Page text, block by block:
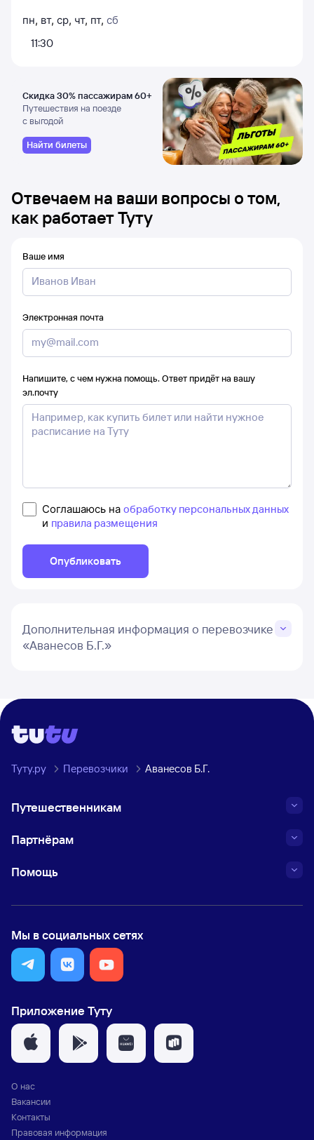
пн, вт, ср, чт, пт, сб
11:30
Скидка 30% пассажирам 60+
Путешествия на поезде
с выгодой
Найти билеты
Отвечаем на ваши вопросы о том,
как работает Туту
Ваше имя
Электронная почта
Напишите, с чем нужна помощь. Ответ придёт на вашу
эл.почту
Соглашаюсь на обработку персональных данных
и правила размещения
Опубликовать
Дополнительная информация о перевозчике
«Аванесов Б.Г.»
Туту.ру Перевозчики Аванесов Б.Г.
Путешественникам
Партнёрам
Помощь
Мы в социальных сетях
Приложение Туту
О нас
Вакансии
Контакты
Правовая информация